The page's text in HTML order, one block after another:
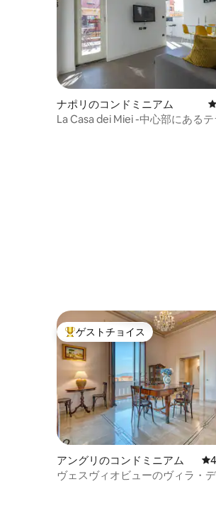
ナポリのコンドミニアム
La Casa dei Miei -中心部にあるテ
大好評のゲストチョイスです。
ゲストチョイス
アングリのコンドミニアム レ
ヴェスヴィオビューのヴィラ・